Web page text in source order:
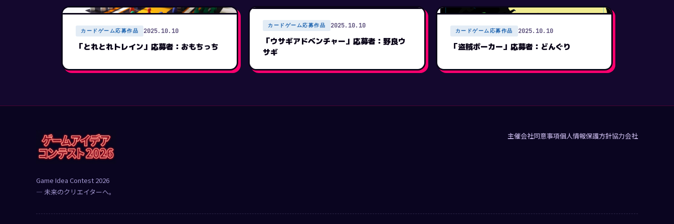
カードゲーム応募作品 2025.10.10
「とれとれトレイン」応募者：おもちっち
カードゲーム応募作品 2025.10.10
「ウサギアドベンチャー」応募者：野良ウ
サギ
カードゲーム応募作品 2025.10.10
「盗賊ポーカー」応募者：どんぐり
Game Idea Contest 2026
— 未来のクリエイターへ。
主催会社同意事項個人情報保護方針協力会社